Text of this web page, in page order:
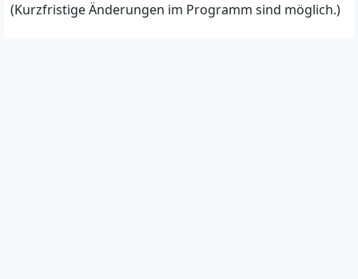
(Kurzfristige Änderungen im Programm sind möglich.)